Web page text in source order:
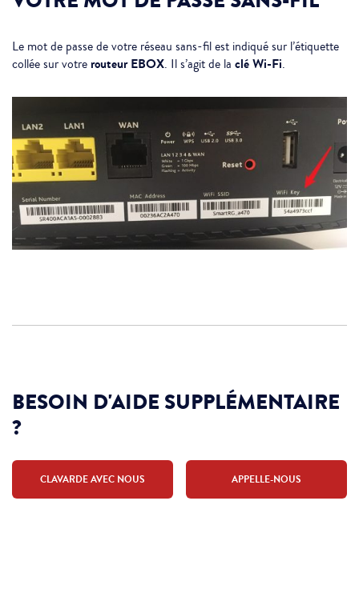
Le mot de passe de votre réseau sans-fil est indiqué sur l’étiquette
collée sur votre routeur EBOX. Il s’agit de la clé Wi-Fi.
BESOIN D'AIDE SUPPLÉMENTAIRE
?
CLAVARDE AVEC NOUS APPELLE-NOUS